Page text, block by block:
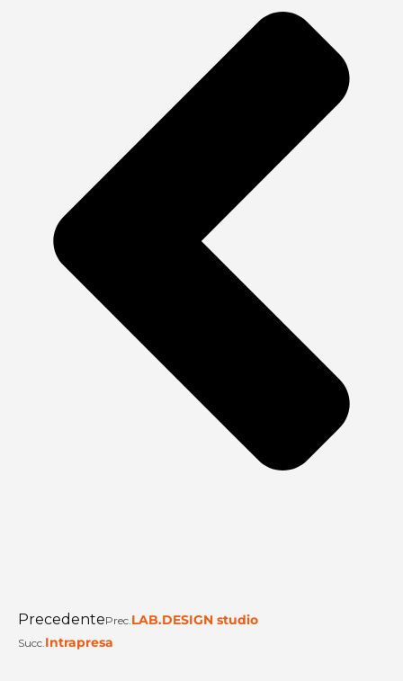
PrecedentePrec.LAB.DESIGN studio
Succ.Intrapresa